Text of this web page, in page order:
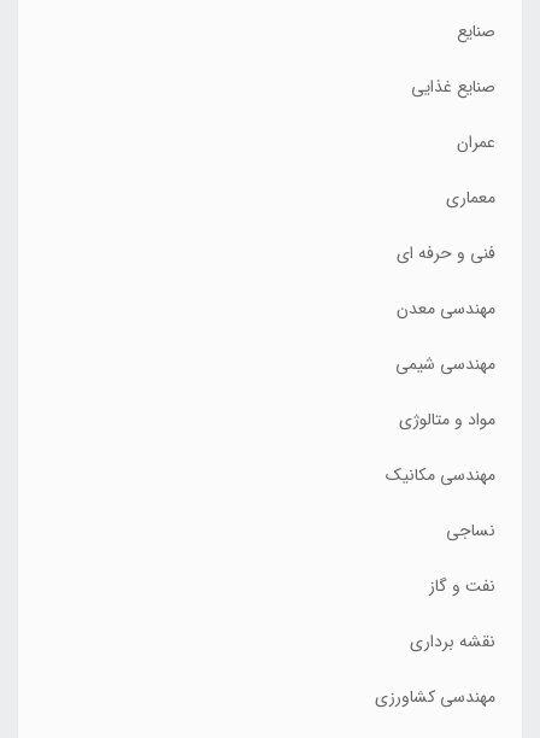
صنایع
صنایع غذایی
عمران
معماری
فنی و حرفه ای
مهندسی معدن
مهندسی شیمی
مواد و متالوژی
مهندسی مکانیک
نساجی
نفت و گاز
نقشه برداری
مهندسی کشاورزی